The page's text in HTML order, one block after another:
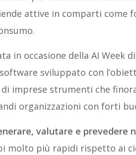
attive in comparti come
in occasione della AI Week
sviluppato con
imprese strumenti che
organizzazioni con forti
valutare e prevedere
molto più rapidi rispetto ai